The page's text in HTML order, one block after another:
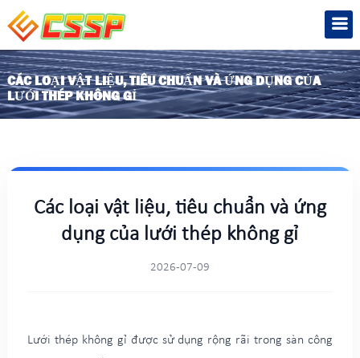
CÁC LOẠI VẬT LIỆU, TIÊU CHUẨN VÀ ỨNG DỤNG CỦA
LƯỚI THÉP KHÔNG GỈ
Các loại vật liệu, tiêu chuẩn và ứng
dụng của lưới thép không gỉ
2026-07-09
Lưới thép không gỉ được sử dụng rộng rãi trong sàn công